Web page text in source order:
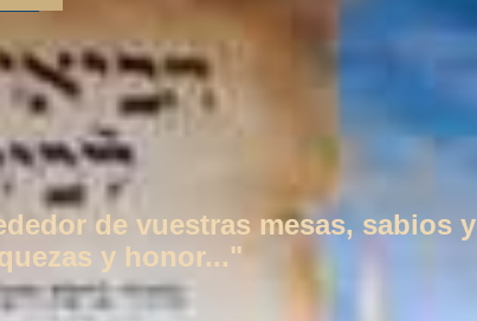
de vuestras mesas, sabios y
y honor..."